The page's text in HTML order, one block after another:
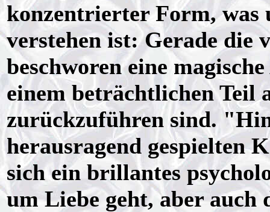
konzentrierter Form,
verstehen ist: Gerade die
beschworen eine
einem beträchtlichen Teil
zurückzuführen sind.
herausragend gespielten
sich ein brillantes
um Liebe geht, aber